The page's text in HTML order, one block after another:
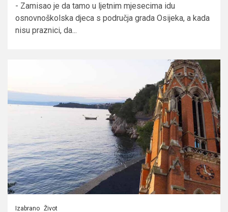
- Zamisao je da tamo u ljetnim mjesecima idu
osnovnoškolska djeca s područja grada Osijeka, a kada
nisu praznici, da...
Izabrano Život